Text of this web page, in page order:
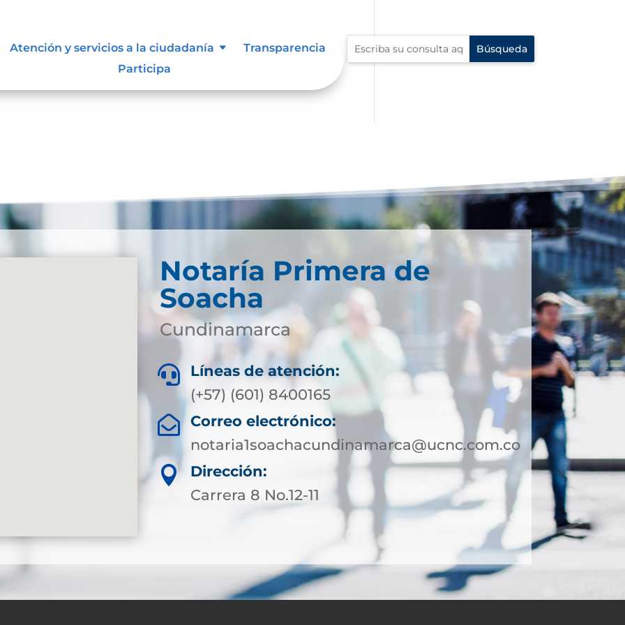
Atención y servicios a la ciudadanía
Transparencia
Participa
información
Notaría Primera de
Soacha
Cundinamarca

Líneas de atención:
(+57) (601) 8400165

Correo electrónico:
notaria1soachacundinamarca@ucnc.com.co

Dirección:
Carrera 8 No.12-11